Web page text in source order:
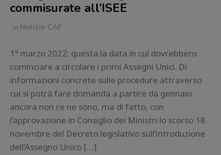
commisurate all’ISEE
in Notizie CAF
1° marzo 2022: questa la data in cui dovrebbero
cominciare a circolare i primi Assegni Unici. Di
informazioni concrete sulle procedure attraverso
cui si potrà fare domanda a partire da gennaio
ancora non ce ne sono, ma di fatto, con
l’approvazione in Consiglio dei Ministri lo scorso 18
novembre del Decreto legislativo sull’introduzione
dell’Assegno Unico […]